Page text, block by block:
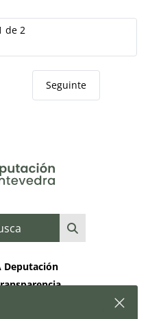
de 2
Seguinte
Deputación